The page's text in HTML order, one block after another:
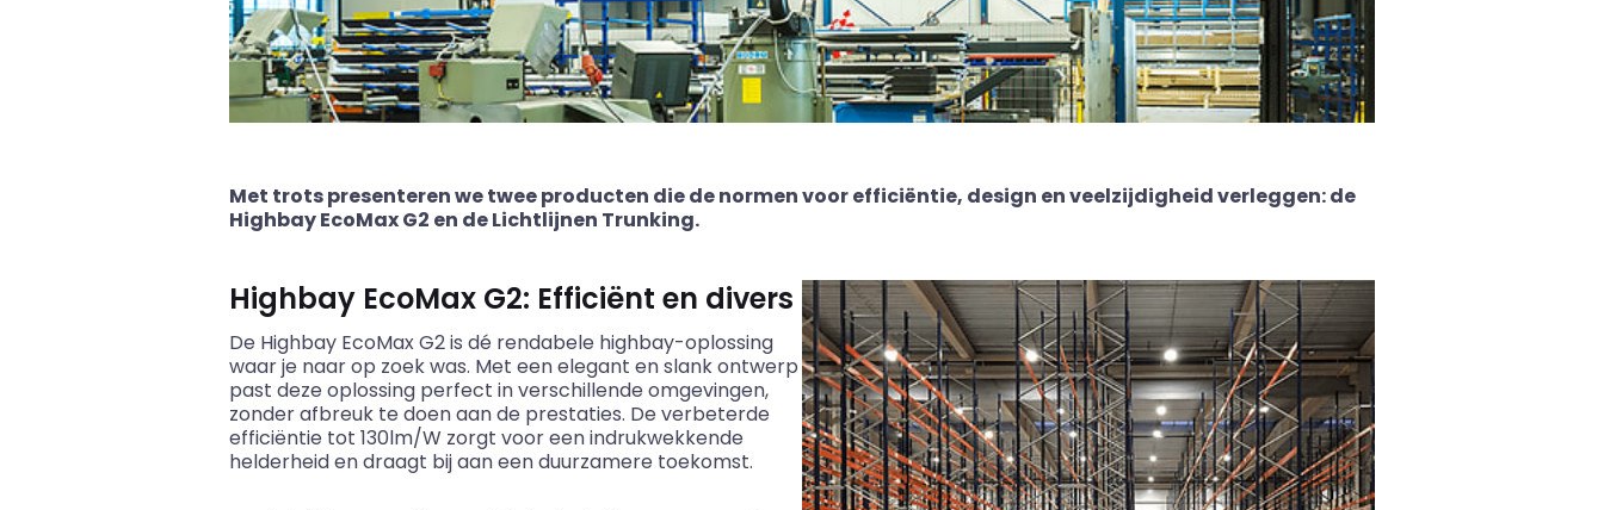
Met trots presenteren we twee producten die de normen voor efficiëntie, design en veelzijdigheid verleggen: de
Highbay EcoMax G2 en de Lichtlijnen Trunking.
Highbay EcoMax G2: Efficiënt en divers
De Highbay EcoMax G2 is dé rendabele highbay-oplossing
waar je naar op zoek was. Met een elegant en slank ontwerp
past deze oplossing perfect in verschillende omgevingen,
zonder afbreuk te doen aan de prestaties. De verbeterde
efficiëntie tot 130lm/W zorgt voor een indrukwekkende
helderheid en draagt bij aan een duurzamere toekomst.